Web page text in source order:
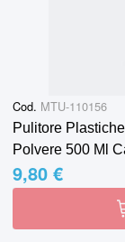
Cod. MTU-110156
Pulitore
Polvere 500 Ml
9,80 €